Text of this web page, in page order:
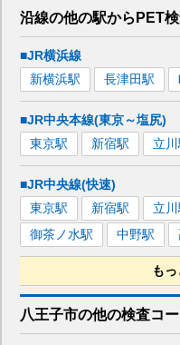
沿線の他の駅から PET
■JR横浜線
新横浜駅 長津田駅
■JR中央本線(東京～塩尻)
東京駅 新宿駅 立川
■JR中央線(快速)
東京駅 新宿駅 立川
御茶ノ水駅 中野駅
も
■JR八高線(八王子～高麗川)
八王子駅 拝島駅
八王子市の他の検査コ